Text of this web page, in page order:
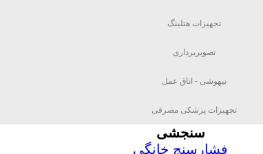
تجهیزات هتلینگ
تصویربرداری
بیهوشی - اتاق عمل
تجهیزات پزشکی مصرفی
سنجشی
فشارسنج خانگی